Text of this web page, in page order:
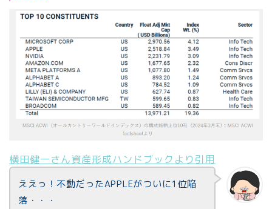
横田健一さん資産形成ハンドブックより引用
ええっ！不動だったAPPLEがついに1位陥
落・・・